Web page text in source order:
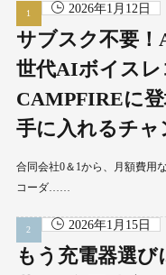
2026年1月12日
サブスク不要
世代AIボイス
CAMPFIREに
手に入れるチャ
合同会社0＆1から、月額費用
コーダ……
2026年1月15日
もう充電器選